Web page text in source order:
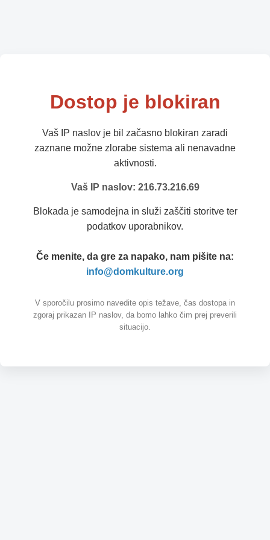
Dostop je blokiran
Vaš IP naslov je bil začasno blokiran zaradi
zaznane možne zlorabe sistema ali nenavadne
aktivnosti.
Vaš IP naslov: 216.73.216.69
Blokada je samodejna in služi zaščiti storitve ter
podatkov uporabnikov.
Če menite, da gre za napako, nam pišite na:
info@domkulture.org
V sporočilu prosimo navedite opis težave, čas dostopa in
zgoraj prikazan IP naslov, da bomo lahko čim prej preverili
situacijo.